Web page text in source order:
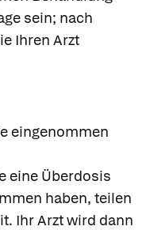
sein; nach
Ihren Arzt
eingenommen
eine Überdosis
haben, teilen
Ihr Arzt wird dann